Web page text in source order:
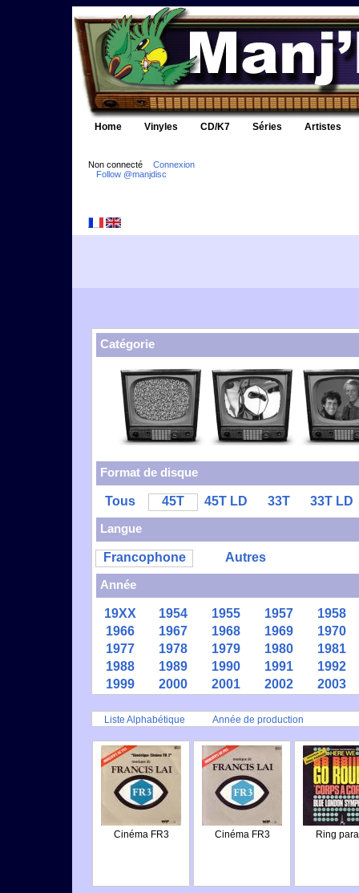
Home Vinyles CD/K7 Séries Artistes
Non connecté
Connexion
Follow @manjdisc
Catégorie
Format de disque
Tous 45T 45T LD 33T
33T LD
Langue
Francophone
Autres
Année
19XX 1954 1955 1957
1958
1966
1967 1968 1969
1970
1977
1978 1979 1980
1981
1988
1989 1990 1991
1992
1999
2000 2001 2002 2003
Liste Alphabétique Année de production
Cinéma FR3 Cinéma FR3 Ring